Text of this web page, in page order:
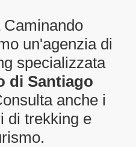
Caminando
un'agenzia di
specializzata
di Santiago
anche i
di trekking e